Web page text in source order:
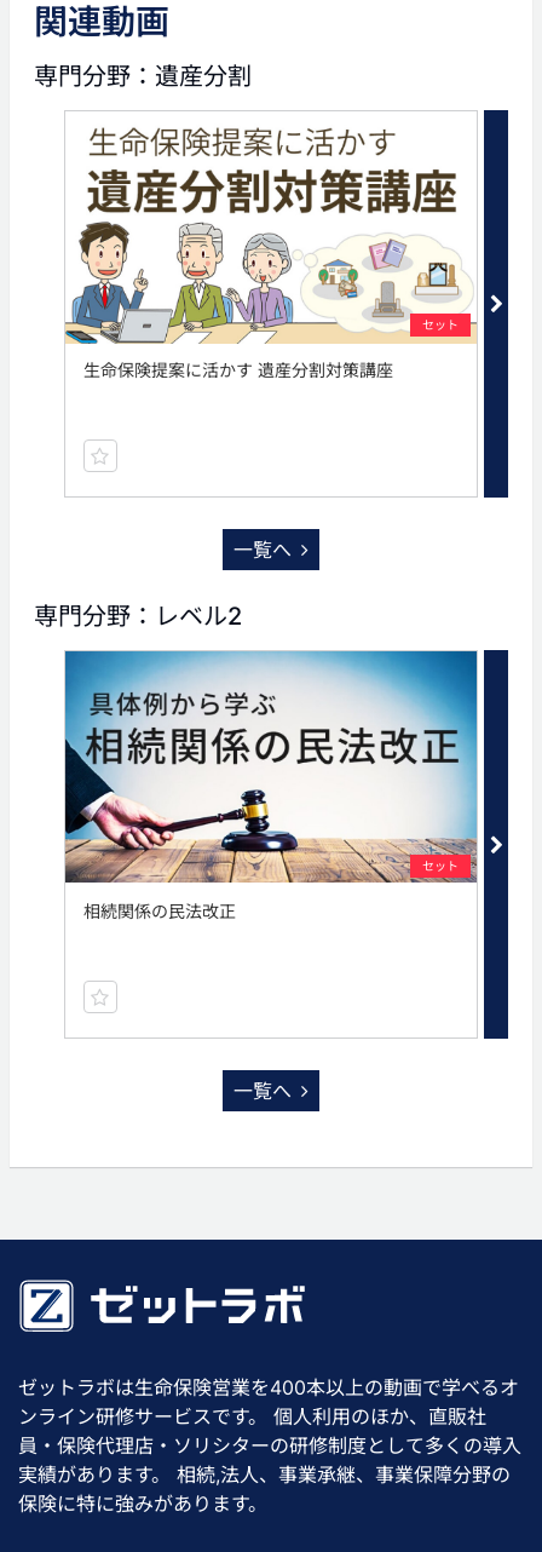
関連動画
専門分野：遺産分割
セット
生命保険提案に活かす 遺産分割対策講座
一覧へ
専門分野：レベル2
セット
相続関係の民法改正
一覧へ
ゼットラボは生命保険営業を400本以上の動画で学べるオ
ンライン研修サービスです。 個人利用のほか、直販社
員・保険代理店・ソリシターの研修制度として多くの導入
実績があります。 相続,法人、事業承継、事業保障分野の
保険に特に強みがあります。